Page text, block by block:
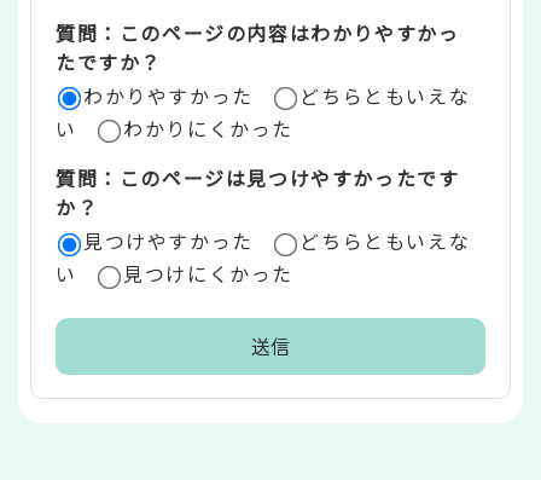
リ
ア
質問：このページの内容はわかりやすかっ
たですか？
わかりやすかった
どちらともいえな
い
わかりにくかった
質問：このページは見つけやすかったです
か？
見つけやすかった
どちらともいえな
い
見つけにくかった